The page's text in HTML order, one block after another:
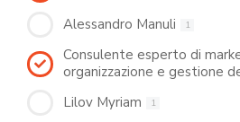
Alessandro Manuli 1
Consulente esperto di
organizzazione e gestione
Lilov Myriam 1